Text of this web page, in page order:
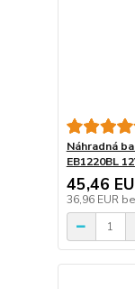
Náhradná
EB1220BL
45,46
36,96 EUR